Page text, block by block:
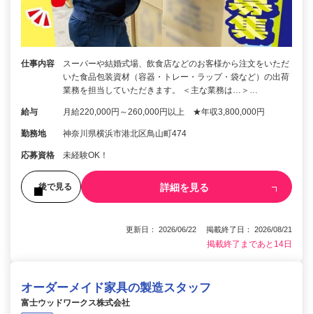
仕事内容
スーパーや結婚式場、飲食店などのお客様から注文をいただ
いた食品包装資材（容器・トレー・ラップ・袋など）の出荷
業務を担当していただきます。 ＜主な業務は…＞…
給与 月給220,000円～260,000円以上 ★年収3,800,000円
勤務地 神奈川県横浜市港北区鳥山町474
応募資格 未経験OK！
後で見る 詳細を見る
更新日： 2026/06/22 掲載終了日： 2026/08/21
掲載終了まであと14日
オーダーメイド家具の製造スタッフ
富士ウッドワークス株式会社